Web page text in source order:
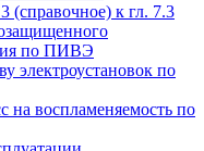
к гл. 7.3
по ПИВЭ
электроустановок по
на воспламеняемость по